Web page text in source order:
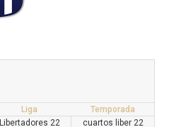
Liga
Temporada
Libertadores 22 cuartos liber 22